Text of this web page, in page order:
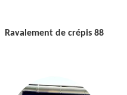
Ravalement de crépis 88